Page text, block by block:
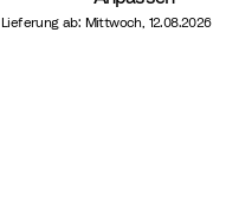
e
v
t
w
e
Lieferung ab: Mittwoch, 12.08.2026